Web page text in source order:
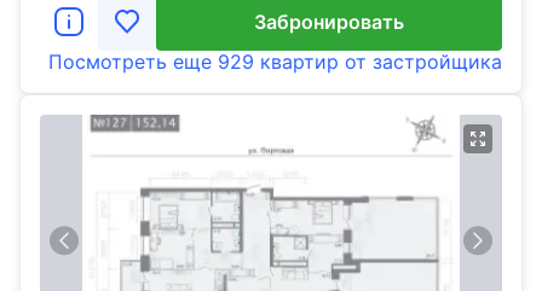
Забронировать
Посмотреть еще 929 квартир от застройщика